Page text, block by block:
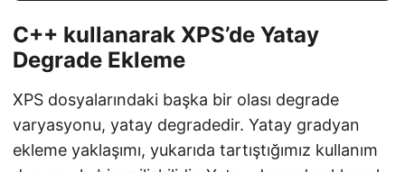
C++ kullanarak XPS’de Yatay
Degrade Ekleme
XPS dosyalarındaki başka bir olası degrade
varyasyonu, yatay degradedir. Yatay gradyan
ekleme yaklaşımı, yukarıda tartıştığımız kullanım